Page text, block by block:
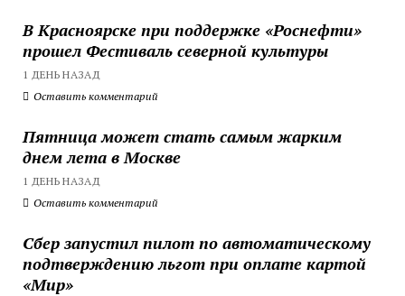
В Красноярске при поддержке «Роснефти»
прошел Фестиваль северной культуры
1 ДЕНЬ НАЗАД
Оставить комментарий
Пятница может стать самым жарким
днем лета в Москве
1 ДЕНЬ НАЗАД
Оставить комментарий
Сбер запустил пилот по автоматическому
подтверждению льгот при оплате картой
«Мир»